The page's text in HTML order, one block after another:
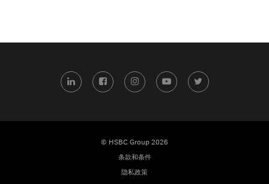
LinkedIn FacebookInstagramYouTube Twitter
© HSBC Group 2026
条款和条件
隐私政策